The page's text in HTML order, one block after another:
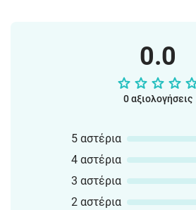
0.0
0 αξιολογήσεις
5 αστέρια
4 αστέρια
3 αστέρια
2 αστέρια